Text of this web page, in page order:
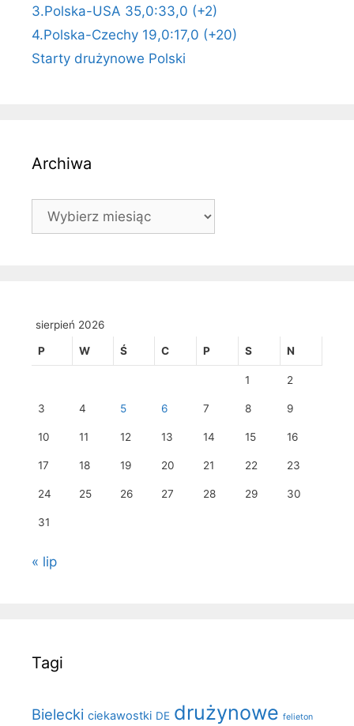
3.Polska-USA 35,0:33,0 (+2)
4.Polska-Czechy 19,0:17,0 (+20)
Starty drużynowe Polski
Archiwa
Archiwa
sierpień 2026
P W Ś C P S N
1 2
3 4 5 6 7 8 9
10 11 12 13 14 15 16
17 18 19 20 21 22 23
24 25 26 27 28 29 30
31
« lip
Tagi
Bielecki ciekawostki DE drużynowe felieton